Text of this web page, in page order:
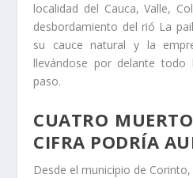
localidad del Cauca, Valle,
desbordamiento del rió La
su cauce natural y la
llevándose por delante
paso.
CUATRO
CIFRA PODRÍA
Desde el municipio de